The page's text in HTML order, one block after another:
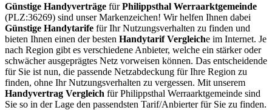
Günstige Handyverträge fürPhilippsthal Werraarktgemeinde
(PLZ:36269) sind unser Markenzeichen! Wir helfen Ihnen dabei
Günstige Handytarife für Ihr Nutzungsverhalten zu finden und
bieten Ihnen einen der besten Handytarif Vergleiche im Internet. Je
nach Region gibt es verschiedene Anbieter, welche ein stärker oder
schwächer ausgeprägtes Netz vorweisen können. Das entscheidende
für Sie ist nun, die passende Netzabdeckung für Ihre Region zu
finden, ohne Ihr Nutzungsverhalten zu vergessen. Mit unserem
Handyvertrag Vergleich für Philippsthal Werraarktgemeinde sind
Sie so in der Lage den passendsten Tarif/Anbierter für Sie zu finden.